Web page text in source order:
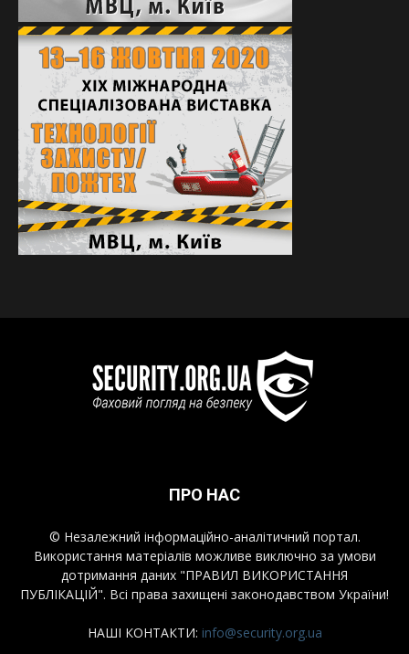
ПРО НАС
© Незалежний інформаційно-аналітичний портал.
Використання матеріалів можливе виключно за умови
дотримання даних "ПРАВИЛ ВИКОРИСТАННЯ
ПУБЛІКАЦІЙ". Всі права захищені законодавством України!
НАШІ КОНТАКТИ: info@security.org.ua